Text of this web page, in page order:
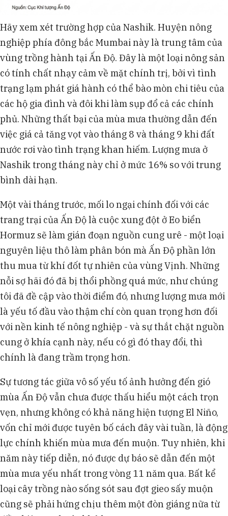
Hãy xem xét trường hợp của Nashik. Huyện nông
nghiệp phía đông bắc Mumbai này là trung tâm của
vùng trồng hành tại Ấn Độ. Đây là một loại nông sản
có tính chất nhạy cảm về mặt chính trị, bởi vì tình
trạng lạm phát giá hành có thể bào mòn chi tiêu của
các hộ gia đình và đôi khi làm sụp đổ cả các chính
phủ. Những thất bại của mùa mưa thường dẫn đến
việc giá cả tăng vọt vào tháng 8 và tháng 9 khi đất
nước rơi vào tình trạng khan hiếm. Lượng mưa ở
Nashik trong tháng này chỉ ở mức 16% so với trung
bình dài hạn.
Một vài tháng trước, mối lo ngại chính đối với các
trang trại của Ấn Độ là cuộc xung đột ở Eo biển
Hormuz sẽ làm gián đoạn nguồn cung urê - một loại
nguyên liệu thô làm phân bón mà Ấn Độ phần lớn
thu mua từ khí đốt tự nhiên của vùng Vịnh. Những
nỗi sợ hãi đó đã bị thổi phồng quá mức, như chúng
tôi đã đề cập vào thời điểm đó, nhưng lượng mưa mới
là yếu tố đầu vào thậm chí còn quan trọng hơn đối
với nền kinh tế nông nghiệp - và sự thắt chặt nguồn
cung ở khía cạnh này, nếu có gì đó thay đổi, thì
chính là đang trầm trọng hơn.
Sự tương tác giữa vô số yếu tố ảnh hưởng đến gió
mùa Ấn Độ vẫn chưa được thấu hiểu một cách trọn
vẹn, nhưng không có khả năng hiện tượng El Niño,
vốn chỉ mới được tuyên bố cách đây vài tuần, là động
lực chính khiến mùa mưa đến muộn. Tuy nhiên, khi
năm này tiếp diễn, nó được dự báo sẽ dẫn đến một
mùa mưa yếu nhất trong vòng 11 năm qua. Bất kể
loại cây trồng nào sống sót sau đợt gieo sấy muộn
cũng sẽ phải hứng chịu thêm một đòn giáng nữa từ